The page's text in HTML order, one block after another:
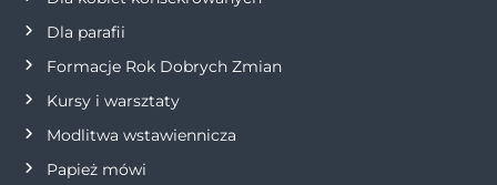
w
p
i
Dla parafii
Formacje Rok Dobrych Zmian
Kursy i warsztaty
Modlitwa wstawiennicza
Papież mówi